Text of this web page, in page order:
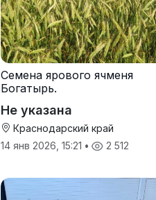
Семена ярового ячменя
Богатырь.
Не указана
Краснодарский край
14 янв 2026, 15:21 • 2 512